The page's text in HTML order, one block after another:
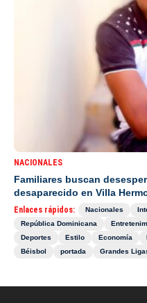
NACIONALES
Familiares buscan
desaparecido en Villa
Enlaces rápidos: Nacionales
República Dominicana
Deportes
Estilo Economía
Béisbol
portada Grandes